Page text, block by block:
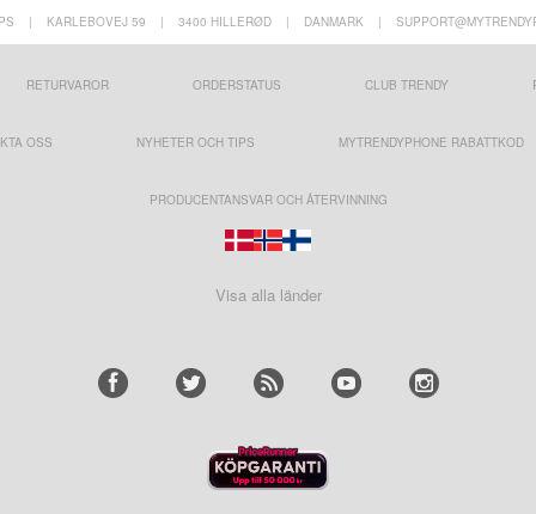
| KARLEBOVEJ 59 | 3400 HILLERØD | DANMARK |
RETURVAROR ORDERSTATUS CLUB TRENDY
OSS NYHETER OCH TIPS MYTRENDYPHONE RABATTKOD
PRODUCENTANSVAR OCH ÅTERVINNING
Visa alla länder